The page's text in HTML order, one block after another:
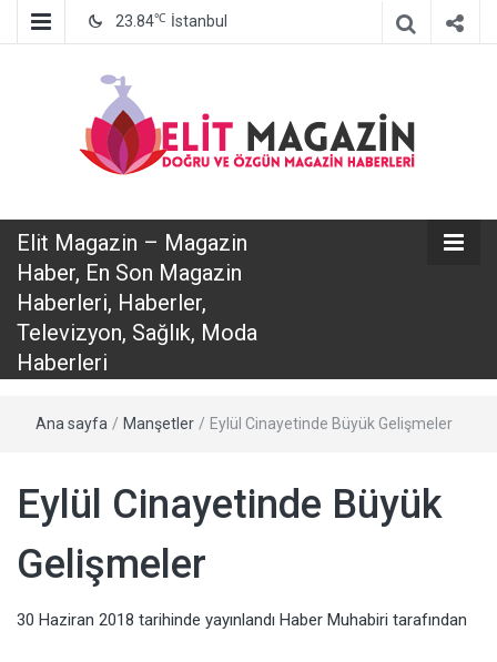
23.84℃ İstanbul
Elit Magazin
Haber, En Son
Magazin
Haberleri,
Haberler,
Sağlık, Moda
Elit Magazin – Magazin
Haber, En Son Magazin
Haberleri, Haberler,
Televizyon, Sağlık, Moda
Haberleri
Ana sayfa / Manşetler / Eylül Cinayetinde Büyük Gelişmeler
Eylül Cinayetinde Büyük
Gelişmeler
30 Haziran 2018 tarihinde yayınlandı Haber Muhabiri tarafından